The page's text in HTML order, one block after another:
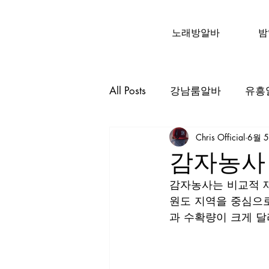
노래방알바
All Posts 강남룸알바 유흥
유흥업소알바 노래주점
수원인계동룸알바 대구
감자농
Chris Official 6월
감자농사는 비교적
원도 지역을 중심으
과 수확량이 크게